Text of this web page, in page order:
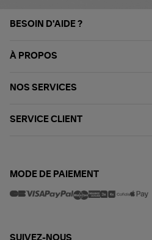
BESOIN D'AIDE ?
À PROPOS
NOS SERVICES
SERVICE CLIENT
MODE DE PAIEMENT
SUIVEZ-NOUS